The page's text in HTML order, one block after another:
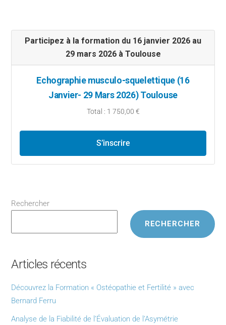
Participez à la formation du 16 janvier 2026 au
29 mars 2026 à Toulouse
Echographie musculo-squelettique (16
Janvier- 29 Mars 2026) Toulouse
Total : 1 750,00 €
S’inscrire
Rechercher
RECHERCHER
Articles récents
Découvrez la Formation « Ostéopathie et Fertilité » avec
Bernard Ferru
Analyse de la Fiabilité de l’Évaluation de l’Asymétrie